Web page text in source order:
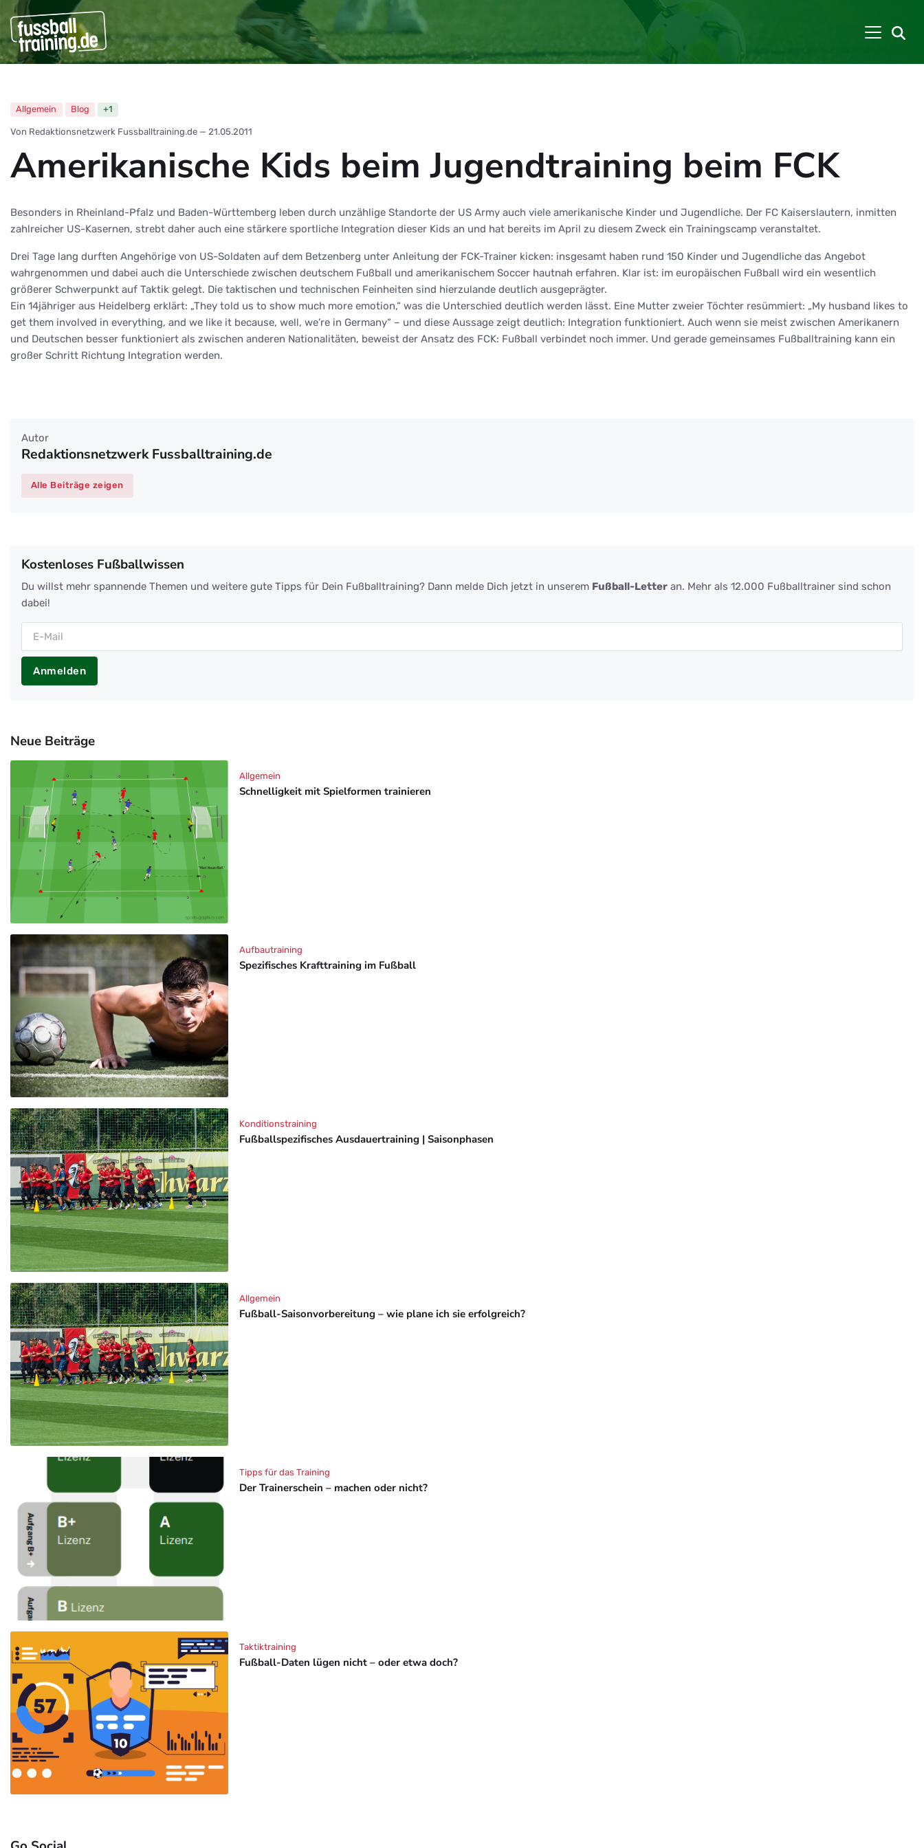
Allgemein Blog +1
Von Redaktionsnetzwerk Fussballtraining.de — 21.05.2011
Amerikanische Kids beim Jugendtraining beim FCK
Besonders in Rheinland-Pfalz und Baden-Württemberg leben durch unzählige Standorte der US Army auch viele amerikanische Kinder und Jugendliche. Der FC Kaiserslautern, inmitten
zahlreicher US-Kasernen, strebt daher auch eine stärkere sportliche Integration dieser Kids an und hat bereits im April zu diesem Zweck ein Trainingscamp veranstaltet.
Drei Tage lang durften Angehörige von US-Soldaten auf dem Betzenberg unter Anleitung der FCK-Trainer kicken: insgesamt haben rund 150 Kinder und Jugendliche das Angebot
wahrgenommen und dabei auch die Unterschiede zwischen deutschem Fußball und amerikanischem Soccer hautnah erfahren. Klar ist: im europäischen Fußball wird ein wesentlich
größerer Schwerpunkt auf Taktik gelegt. Die taktischen und technischen Feinheiten sind hierzulande deutlich ausgeprägter.
Ein 14jähriger aus Heidelberg erklärt: „They told us to show much more emotion,“ was die Unterschied deutlich werden lässt. Eine Mutter zweier Töchter resümmiert: „My husband likes to
get them involved in everything, and we like it because, well, we’re in Germany“ – und diese Aussage zeigt deutlich: Integration funktioniert. Auch wenn sie meist zwischen Amerikanern
und Deutschen besser funktioniert als zwischen anderen Nationalitäten, beweist der Ansatz des FCK: Fußball verbindet noch immer. Und gerade gemeinsames Fußballtraining kann ein
großer Schritt Richtung Integration werden.
Autor
Redaktionsnetzwerk Fussballtraining.de
Alle Beiträge zeigen
Kostenloses Fußballwissen
Du willst mehr spannende Themen und weitere gute Tipps für Dein Fußballtraining? Dann melde Dich jetzt in unserem Fußball-Letter an. Mehr als 12.000 Fußballtrainer sind schon
dabei!
Anmelden
Neue Beiträge
Schnelligkeit mit Spielformen trainieren
Allgemein
Spezifisches Krafttraining im Fußball
Aufbautraining
Fußballspezifisches Ausdauertraining | Saisonphasen
Konditionstraining
Fußball-Saisonvorbereitung – wie plane ich sie erfolgreich?
Allgemein
Der Trainerschein – machen oder nicht?
Tipps für das Training
Fußball-Daten lügen nicht – oder etwa doch?
Taktiktraining